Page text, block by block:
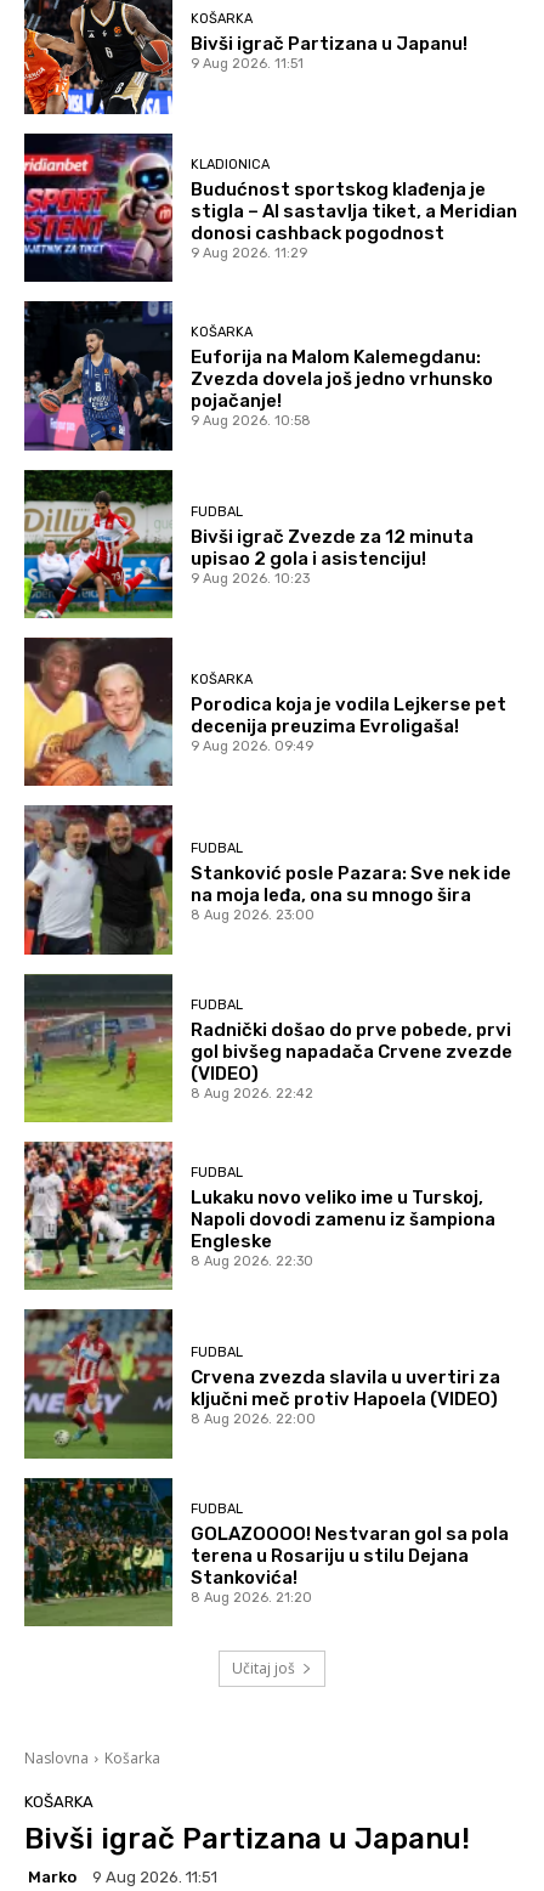
KOŠARKA
Bivši igrač Partizana u Japanu!
9 Aug 2026. 11:51
KLADIONICA
Budućnost sportskog klađenja je
stigla – AI sastavlja tiket, a Meridian
donosi cashback pogodnost
9 Aug 2026. 11:29
KOŠARKA
Euforija na Malom Kalemegdanu:
Zvezda dovela još jedno vrhunsko
pojačanje!
9 Aug 2026. 10:58
FUDBAL
Bivši igrač Zvezde za 12 minuta
upisao 2 gola i asistenciju!
9 Aug 2026. 10:23
KOŠARKA
Porodica koja je vodila Lejkerse pet
decenija preuzima Evroligaša!
9 Aug 2026. 09:49
FUDBAL
Stanković posle Pazara: Sve nek ide
na moja leđa, ona su mnogo šira
8 Aug 2026. 23:00
FUDBAL
Radnički došao do prve pobede, prvi
gol bivšeg napadača Crvene zvezde
(VIDEO)
8 Aug 2026. 22:42
FUDBAL
Lukaku novo veliko ime u Turskoj,
Napoli dovodi zamenu iz šampiona
Engleske
8 Aug 2026. 22:30
FUDBAL
Crvena zvezda slavila u uvertiri za
ključni meč protiv Hapoela (VIDEO)
8 Aug 2026. 22:00
FUDBAL
GOLAZOOOO! Nestvaran gol sa pola
terena u Rosariju u stilu Dejana
Stankovića!
8 Aug 2026. 21:20
Učitaj još